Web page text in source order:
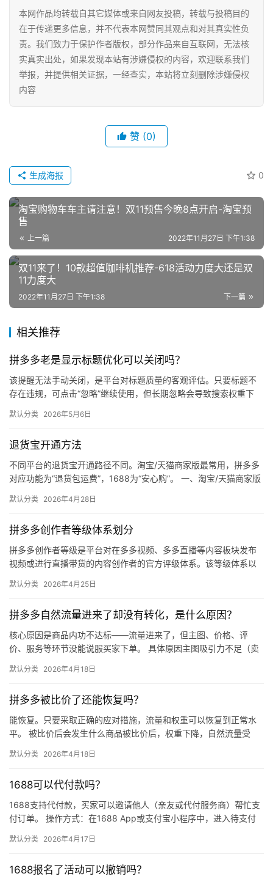
网
店
运
营
跨
境
商
自
媒
体
社
区
登录
本网作品均转载自其它媒体或来自网友投稿，转载与投稿目的
在于传递更多信息，并不代表本网赞同其观点和对其真实性负
责。我们致力于保护作者版权，部分作品来自互联网，无法核
实真实出处，如果发现本站有涉嫌侵权的内容，欢迎联系我们
举报，并提供相关证据，一经查实，本站将立刻删除涉嫌侵权
内容
赞 (0)
0
生成海报
淘宝购物车车主请注意！双11预售今晚8点开启-淘宝预
售
上一篇 2022年11月27日 下午1:38
双11来了！10款超值咖啡机推荐-618活动力度大还是双
11力度大
下一篇
2022年11月27日 下午1:38
相关推荐
拼多多老是显示标题优化可以关闭吗？
该提醒无法手动关闭，是平台对标题质量的客观评估。只要标题不
存在违规，可点击“忽略”继续使用，但长期忽略会导致搜索权重下
默认分类 2026年5月6日
退货宝开通方法
不同平台的退货宝开通路径不同。淘宝/天猫商家版最常用，拼多多
对应功能为“退货包运费”，1688为“安心购”。 一、淘宝/天猫商家版
默认分类 2026年4月28日
拼多多创作者等级体系划分
拼多多创作者等级是平台对在多多视频、多多直播等内容板块发布
视频或进行直播带货的内容创作者的官方评级体系。该等级体系以
同等级…
默认分类 2026年4月25日
拼多多自然流量进来了却没有转化，是什么原因？
核心原因是商品内功不达标——流量进来了，但主图、价格、评
价、服务等环节没能说服买家下单。 具体原因主图吸引力不足（卖
评少、…
默认分类 2026年4月18日
拼多多被比价了还能恢复吗？
能恢复。只要采取正确的应对措施，流量和权重可以恢复到正常水
平。 被比价后会发生什么商品被比价后，权重下降，自然流量受
网价格…
默认分类 2026年4月18日
1688可以代付款吗？
1688支持代付款，买家可以邀请他人（亲友或代付服务商）帮忙支
付订单。 操作方式：在1688 App或支付宝小程序中，进入待支付
默认分类 2026年4月17日
1688报名了活动可以撤销吗？